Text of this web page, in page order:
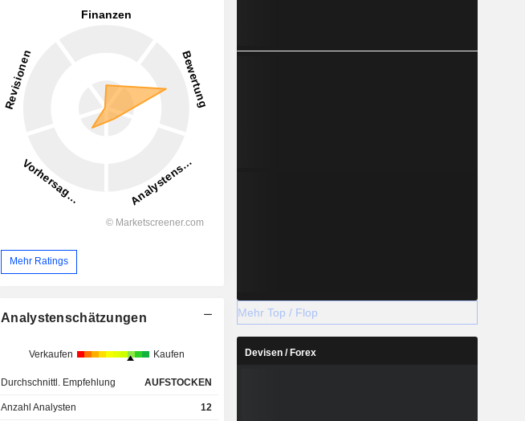
Mehr Ratings
Analystenschätzungen
Verkaufen Kaufen
Durchschnittl. Empfehlung AUFSTOCKEN
Anzahl Analysten 12
Mehr Top / Flop
Devisen / Forex